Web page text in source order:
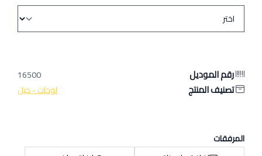
رقم الموديل 16500
تصنيف المنتج لوحات - خيل
المرفقات